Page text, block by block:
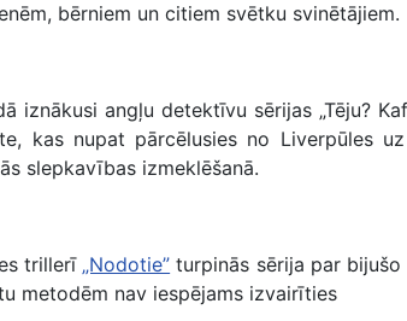
bērniem un citiem svētku svinētājiem.
angļu detektīvu sērijas „Tēju?
kas nupat pārcēlusies no Liverpūles
slepkavības izmeklēšanā.
trillerī „Nodotie” turpinās sērija par
metodēm nav iespējams izvairīties